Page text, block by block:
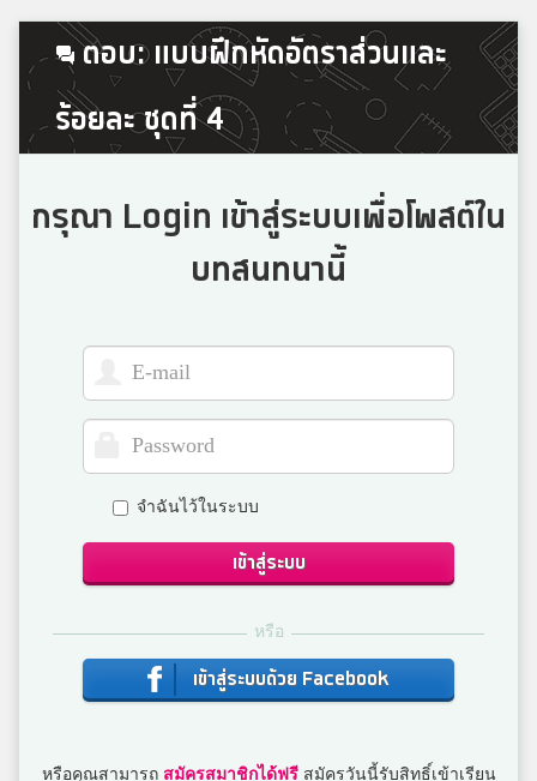
ใบเตย
กาญจนาภิเษก นครปฐม
ดาว
อะตอม
ต้า
บดินทรเดชา
ต้นกล้า
เสาไห้วิมลวิทยานุกูล
Nichan Wannakarn
สาธิตมหาวิทยาลัยราชภัฏบ้านสมเด็จเจ้าพระยา
wan
ตอบ: แบบฝึกหัดอัตราส่วนและ
ร้อยละ ชุดที่ 4
กรุณา Login เข้าสู่ระบบเพื่อโพสต์ใน
บทสนทนานี้
จำฉันไว้ในระบบ
เข้าสู่ระบบ
หรือ
เข้าสู่ระบบด้วย Facebook
หรือคุณสามารถ สมัครสมาชิกได้ฟรีสมัครวันนี้รับสิทธิ์เข้าเรียน